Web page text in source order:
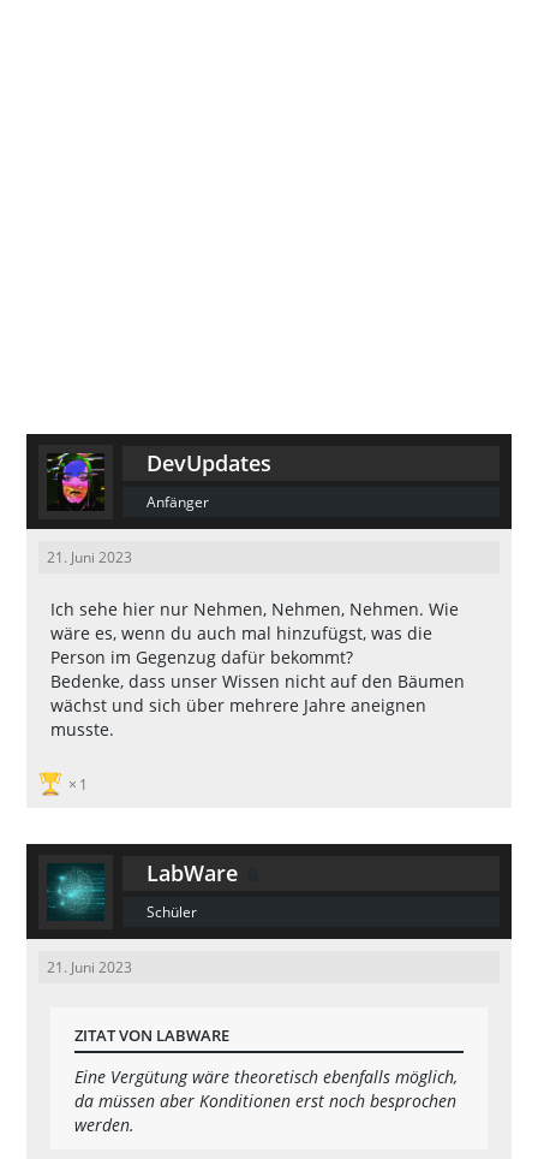
DevUpdates
Anfänger
21. Juni 2023
Ich sehe hier nur Nehmen, Nehmen, Nehmen. Wie
wäre es, wenn du auch mal hinzufügst, was die
Person im Gegenzug dafür bekommt?
Bedenke, dass unser Wissen nicht auf den Bäumen
wächst und sich über mehrere Jahre aneignen
musste.
1
LabWare
Schüler
21. Juni 2023
ZITAT VON LABWARE
Eine Vergütung wäre theoretisch ebenfalls möglich,
da müssen aber Konditionen erst noch besprochen
werden.